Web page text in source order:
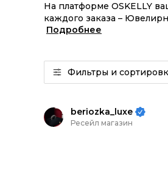
На платформе OSKELLY
каждого заказа –
Винтажные изделия или
Подробнее
Фильтры и
beriozka_luxe
Ресейл магазин